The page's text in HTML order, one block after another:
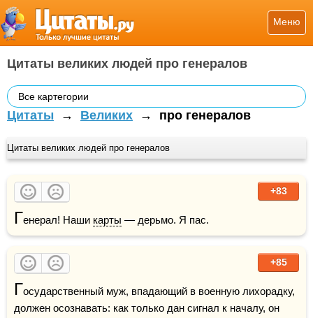
Меню
Цитаты великих людей про генералов
Все картегории
Цитаты → Великих → про генералов
Цитаты великих людей про генералов
+83
Генерал! Наши карты — дерьмо. Я пас.
+85
Государственный муж, впадающий в военную лихорадку,
должен осознавать: как только дан сигнал к началу, он